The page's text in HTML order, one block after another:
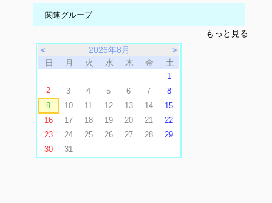
関連グループ
もっと見る
＜
2026年8月
＞
日
月 火 水 木 金 土
1
2
3 4 5 6 7
8
9
10 11 12 13 14
15
16
17 18 19 20 21
22
23
24 25 26 27 28
29
30
31